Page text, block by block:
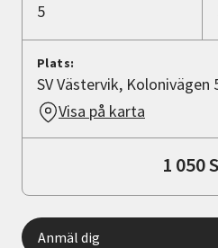
5
Plats:
SV Västervik, Kolonivägen
Visa på karta
1 050
Anmäl dig